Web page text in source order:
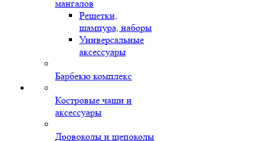
мангалов
Решетки,
шампура, наборы
Универсальные
аксессуары
Барбекю комплекс
Костровые чаши и
аксессуары
Дровоколы и щепоколы